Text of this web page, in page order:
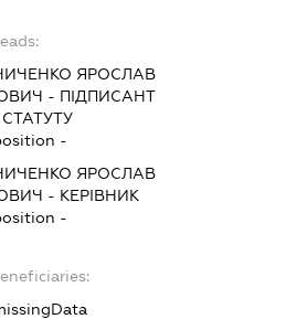
ЯРОСЛАВ
- ПІДПИСАНТ
-
ЯРОСЛАВ
- КЕРІВНИК
-